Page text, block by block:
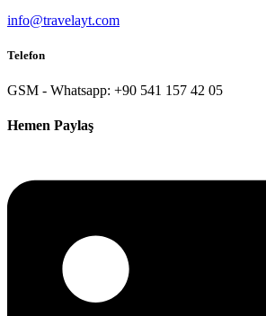
info@travelayt.com
Telefon
GSM - Whatsapp: +90 541 157 42 05
Hemen Paylaş